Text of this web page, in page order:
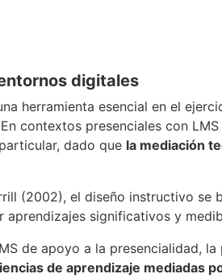
digitales
herramienta esencial en el
contextos presenciales con
dado que la mediación
(2002), el diseño instructivo
significativos y
de apoyo a la presencialidad,
de aprendizaje mediadas